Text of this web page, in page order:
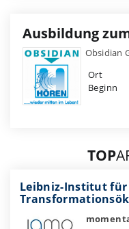
Ausbildung
Obsidian
Ort
Beginn
TOP
Leibniz-Institut